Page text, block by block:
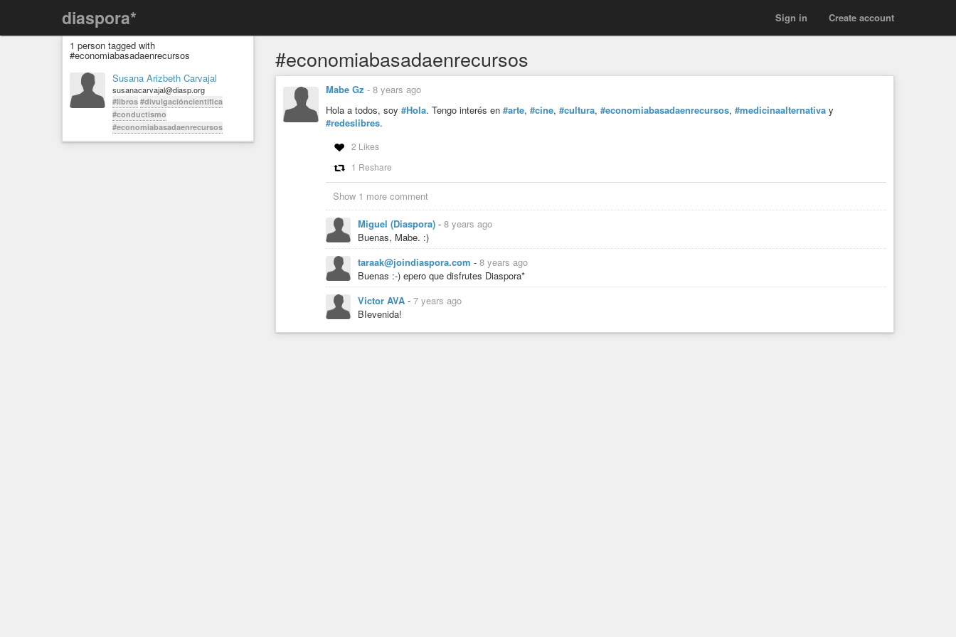
diaspora* Create account
Sign in
1 person tagged with
#economiabasadaenrecursos
Susana Arizbeth Carvajal
susanacarvajal@diasp.org
#libros #divulgacióncientifica
#conductismo
#economiabasadaenrecursos
#economiabasadaenrecursos
Mabe Gz - 8 years ago
Hola a todos, soy #Hola. Tengo interés en #arte, #cine, #cultura, #economiabasadaenrecursos, #medicinaalternativa y
#redeslibres.
2 Likes
1 Reshare
Show 1 more comment
Miguel (Diaspora) - 8 years ago
Buenas, Mabe. :)
taraak@joindiaspora.com - 8 years ago
Buenas :-) epero que disfrutes Diaspora*
Victor AVA - 7 years ago
BIevenida!